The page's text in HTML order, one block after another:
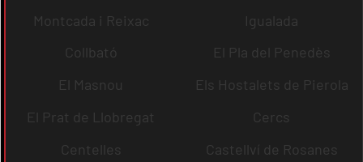
Montcada i Reixac
Igualada
Collbató
El Pla del Penedès
El Masnou
Els Hostalets de Pierola
El Prat de Llobregat
Cercs
Centelles
Castellví de Rosanes